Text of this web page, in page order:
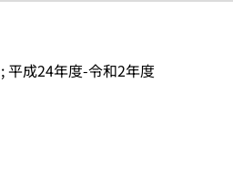
平成24年度-令和2年度